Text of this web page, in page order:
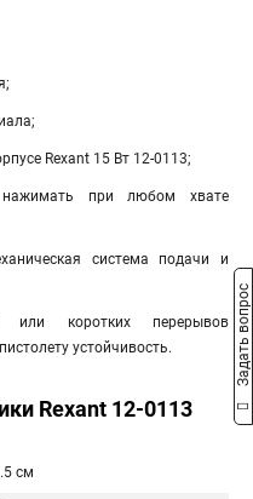
Rexant 15 Вт 12-0113;
при любом хвате
система подачи и
коротких перерывов
устойчивость.
Rexant 12-0113
см
Задать вопрос